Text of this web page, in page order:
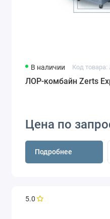
В наличии
ЛОР-комбайн Zerts
Цена по
Подробнее
5.0